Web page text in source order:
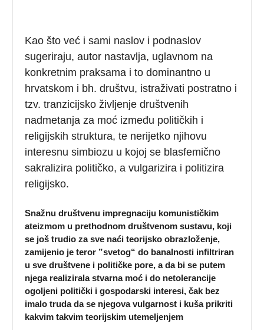
Kao što već i sami naslov i podnaslov
sugeriraju, autor nastavlja, uglavnom na
konkretnim praksama i to dominantno u
hrvatskom i bh. društvu, istraživati postratno i
tzv. tranzicijsko življenje društvenih
nadmetanja za moć između političkih i
religijskih struktura, te nerijetko njihovu
interesnu simbiozu u kojoj se blasfemično
sakralizira političko, a vulgarizira i politizira
religijsko.
Snažnu društvenu impregnaciju komunističkim
ateizmom u prethodnom društvenom sustavu, koji
se još trudio za sve naći teorijsko obrazloženje,
zamijenio je teror ”svetog“ do banalnosti infiltriran
u sve društvene i političke pore, a da bi se putem
njega realizirala stvarna moć i do netolerancije
ogoljeni politički i gospodarski interesi, čak bez
imalo truda da se njegova vulgarnost i kuša prikriti
kakvim takvim teorijskim utemeljenjem